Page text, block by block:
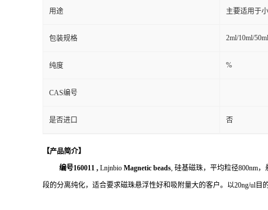
用途 主要适用于
包装规格 2ml/10ml/
纯度 %
CAS编号
是否进口 否
【产品简介】
编号160011 ,Lnjnbio Magnetic beads, 硅基磁珠，平均粒径800nm
段的分离纯化，适合要求磁珠悬浮性好和吸附量大的客户。以20ng/ul目